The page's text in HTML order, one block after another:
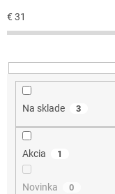
o
d
k
t
€ 31
Na sklade 3
Akcia 1
Novinka 0